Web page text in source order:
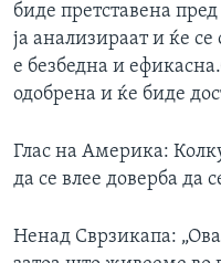
биде претставена
ја анализираат и ќе
е безбедна и
одобрена и ќе биде
Глас на Америка:
да се влее доверба да
Ненад Сврзикапа: